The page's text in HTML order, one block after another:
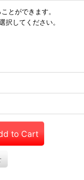
とができます。
択してください。
to Cart